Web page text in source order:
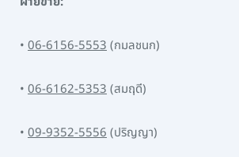
• 06-6156-5553(กมลชนก)
• 06-6162-5353(สมฤดี)
• 09-9352-5556(ปริญญา)